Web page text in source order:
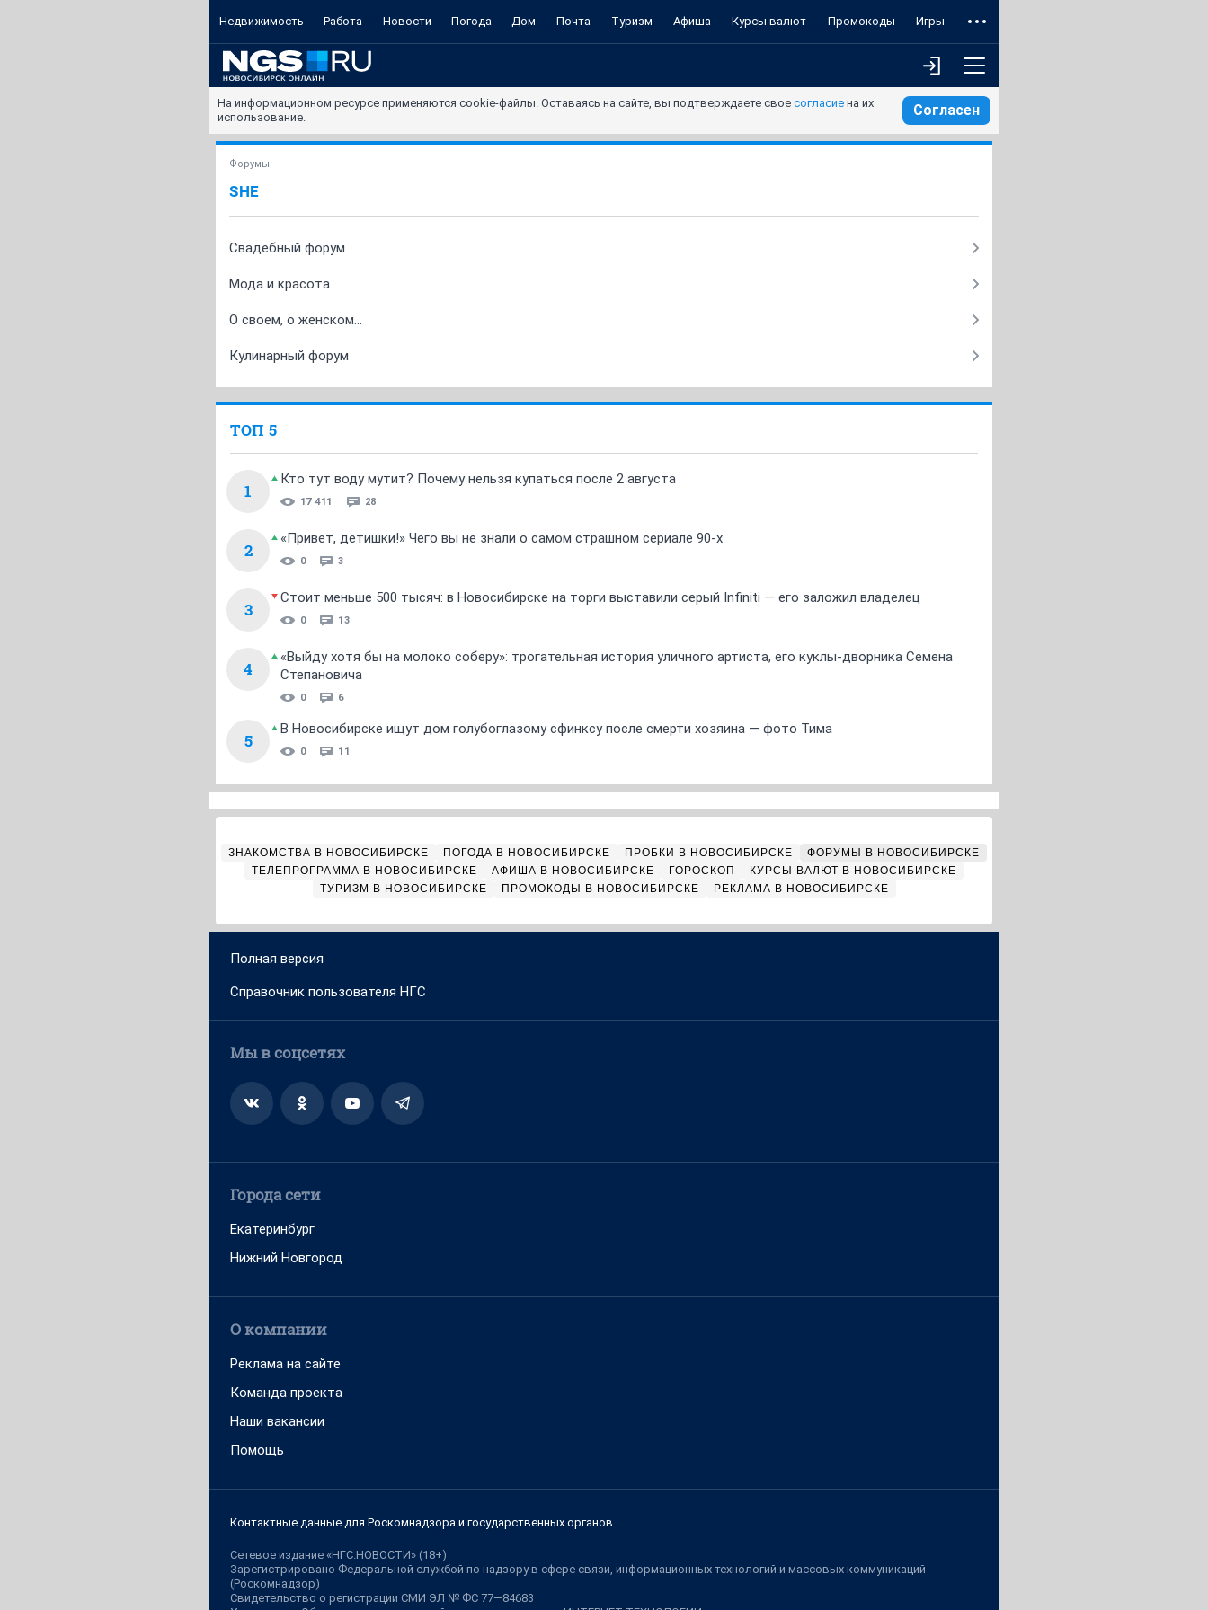
Недвижимость Работа Новости Погода Дом Почта Туризм Афиша Курсы валют Промокоды Игры
На информационном ресурсе применяются cookie-файлы. Оставаясь на сайте, вы подтверждаете свое согласие на их
использование.
Согласен
Форумы
SHE
Свадебный форум
Мода и красота
О своем, о женском...
Кулинарный форум
ТОП 5
1
Кто тут воду мутит? Почему нельзя купаться после 2 августа
17 411 28
2
«Привет, детишки!» Чего вы не знали о самом страшном сериале 90-х
0 3
3
Стоит меньше 500 тысяч: в Новосибирске на торги выставили серый Infiniti — его заложил владелец
0 13
4
«Выйду хотя бы на молоко соберу»: трогательная история уличного артиста, его куклы-дворника Семена
Степановича
0 6
5
В Новосибирске ищут дом голубоглазому сфинксу после смерти хозяина — фото Тима
0 11
ЗНАКОМСТВА В НОВОСИБИРСКЕ ПОГОДА В НОВОСИБИРСКЕ ПРОБКИ В НОВОСИБИРСКЕ
ФОРУМЫ В НОВОСИБИРСКЕ
ТЕЛЕПРОГРАММА В НОВОСИБИРСКЕ
АФИША В НОВОСИБИРСКЕ ГОРОСКОП
КУРСЫ ВАЛЮТ В НОВОСИБИРСКЕ
ТУРИЗМ В НОВОСИБИРСКЕ
ПРОМОКОДЫ В НОВОСИБИРСКЕ РЕКЛАМА В НОВОСИБИРСКЕ
Полная версия
Справочник пользователя НГС
Мы в соцсетях
Города сети
Екатеринбург
Нижний Новгород
О компании
Реклама на сайте
Команда проекта
Наши вакансии
Помощь
Контактные данные для Роскомнадзора и государственных органов
Сетевое издание «НГС.НОВОСТИ» (18+)
Зарегистрировано Федеральной службой по надзору в сфере связи, информационных технологий и массовых коммуникаций
(Роскомнадзор)
Свидетельство о регистрации СМИ ЭЛ № ФС 77—84683